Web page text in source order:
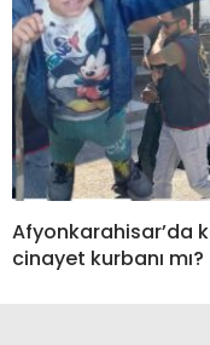
Afyonkarahisar’da
cinayet kurbanı mı?